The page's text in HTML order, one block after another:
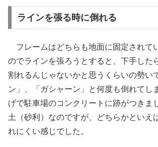
ラインを張る時に倒れる
フレームはどちらも地面に固定されて
のでラインを張ろうとすると、下手した
割れるんじゃないかと思うくらいの勢い
ン」、「ガシャーン」と何度も倒れてし
げで駐車場のコンクリートに跡がつきま
土（砂利）なのですが、どちらかといえ
れにくい感じでした。